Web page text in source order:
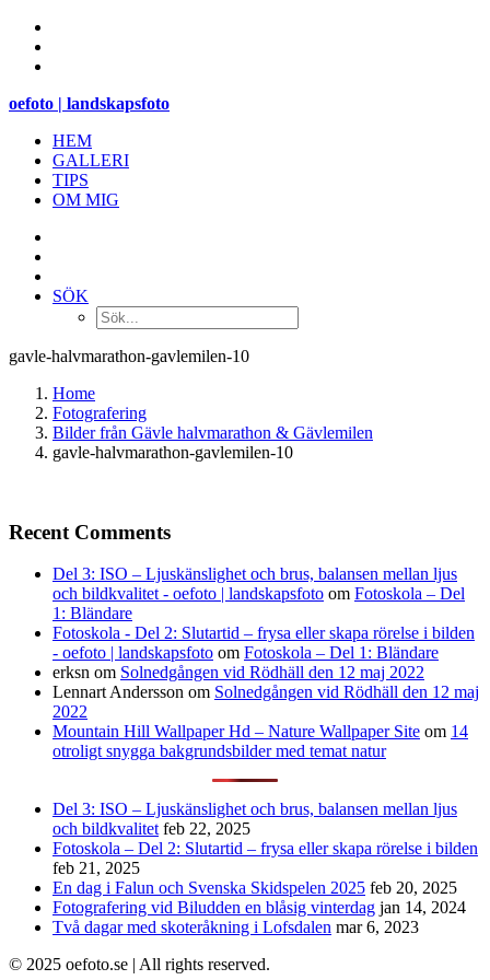
oefoto | landskapsfoto
HEM
GALLERI
TIPS
OM MIG
SÖK
gavle-halvmarathon-gavlemilen-10
Home
Fotografering
Bilder från Gävle halvmarathon & Gävlemilen
gavle-halvmarathon-gavlemilen-10
Recent Comments
Del 3: ISO – Ljuskänslighet och brus, balansen mellan ljus
och bildkvalitet - oefoto | landskapsfoto om Fotoskola – Del
1: Bländare
Fotoskola - Del 2: Slutartid – frysa eller skapa rörelse i bilden
- oefoto | landskapsfoto om Fotoskola – Del 1: Bländare
erksn om Solnedgången vid Rödhäll den 12 maj 2022
Lennart Andersson om Solnedgången vid Rödhäll den 12 maj
2022
Mountain Hill Wallpaper Hd – Nature Wallpaper Site om 14
otroligt snygga bakgrundsbilder med temat natur
Del 3: ISO – Ljuskänslighet och brus, balansen mellan ljus
och bildkvalitet feb 22, 2025
Fotoskola – Del 2: Slutartid – frysa eller skapa rörelse i bilden
feb 21, 2025
En dag i Falun och Svenska Skidspelen 2025 feb 20, 2025
Fotografering vid Biludden en blåsig vinterdag jan 14, 2024
Två dagar med skoteråkning i Lofsdalen mar 6, 2023
© 2025 oefoto.se | All rights reserved.